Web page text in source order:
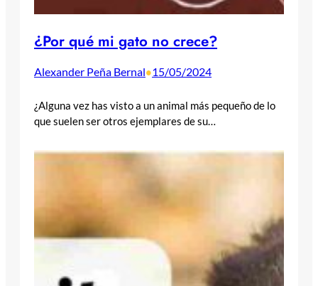
¿Por qué mi gato no crece?
Alexander Peña Bernal•15/05/2024
¿Alguna vez has visto a un animal más pequeño de lo
que suelen ser otros ejemplares de su…